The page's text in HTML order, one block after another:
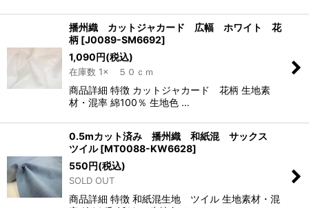
播州織 カットジャカード 広幅 ホワイト 花
柄 [J0089-SM6692]
1,090円(税込)
在庫数 1× ５０ｃｍ
商品詳細 特徴 カットジャカード 花柄 生地素
材・混率 綿100％ 生地色 …
0.5mカット済み 播州織 和紙混 サックス
ツイル [MT0088-KW6628]
550円(税込)
SOLD OUT
商品詳細 特徴 和紙混生地 ツイル 生地素材・混